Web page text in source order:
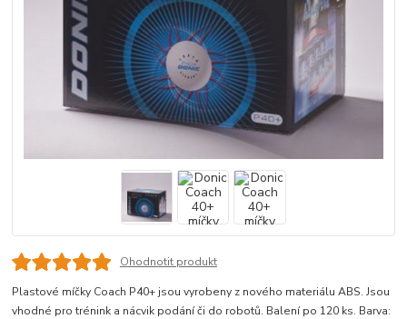
Ohodnotit produkt
Plastové míčky Coach P40+ jsou vyrobeny z nového materiálu ABS. Jsou
vhodné pro trénink a nácvik podání či do robotů. Balení po 120 ks. Barva: